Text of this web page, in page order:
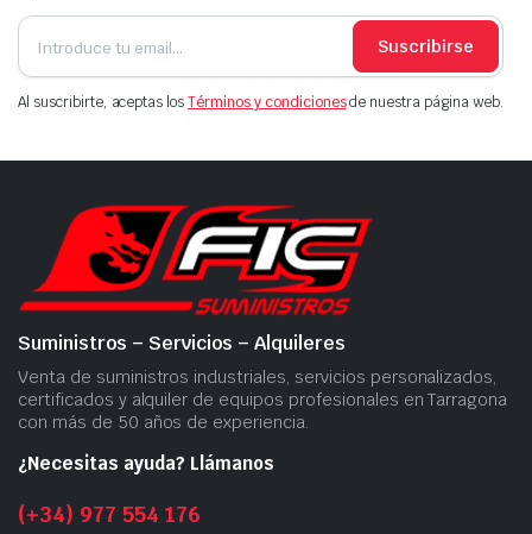
Suscribirse
Al suscribirte, aceptas losTérminos y condicionesde nuestra página web.
Suministros – Servicios – Alquileres
Venta de suministros industriales, servicios personalizados,
certificados y alquiler de equipos profesionales en Tarragona
con más de 50 años de experiencia.
¿Necesitas ayuda? Llámanos
(+34) 977 554 176